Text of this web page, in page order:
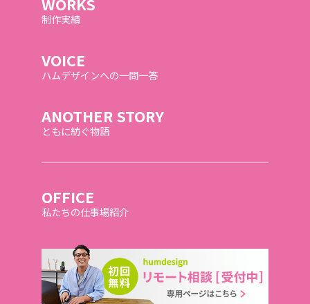
制作実績
VOICE
ハムデザインへの一問一答
ANOTHER STORY
ともに紡ぐ物語
OFFICE
私たちの仕事場紹介